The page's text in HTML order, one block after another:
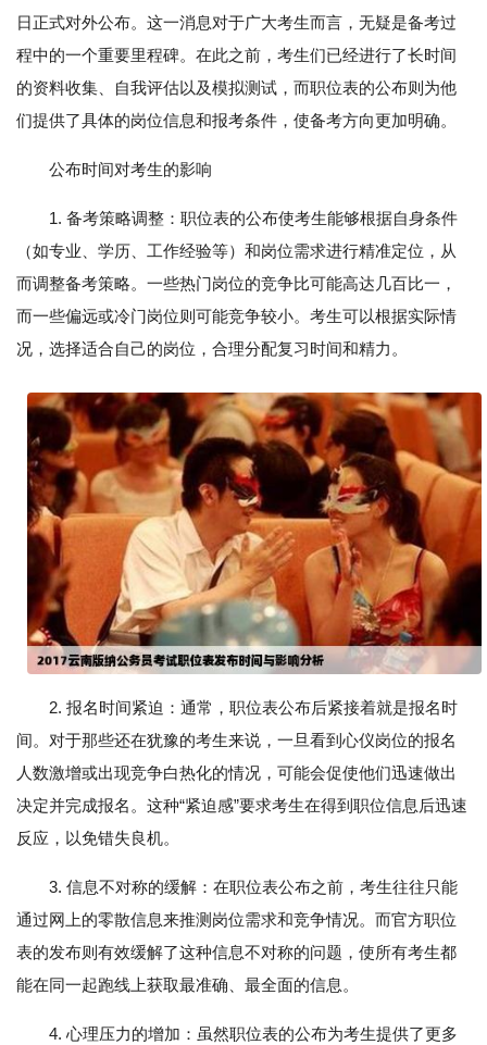
日正式对外公布。这一消息对于广大考生而言，无疑是备考过
程中的一个重要里程碑。在此之前，考生们已经进行了长时间
的资料收集、自我评估以及模拟测试，而职位表的公布则为他
们提供了具体的岗位信息和报考条件，使备考方向更加明确。
公布时间对考生的影响
1. 备考策略调整：职位表的公布使考生能够根据自身条件
（如专业、学历、工作经验等）和岗位需求进行精准定位，从
而调整备考策略。一些热门岗位的竞争比可能高达几百比一，
而一些偏远或冷门岗位则可能竞争较小。考生可以根据实际情
况，选择适合自己的岗位，合理分配复习时间和精力。
2. 报名时间紧迫：通常，职位表公布后紧接着就是报名时
间。对于那些还在犹豫的考生来说，一旦看到心仪岗位的报名
人数激增或出现竞争白热化的情况，可能会促使他们迅速做出
决定并完成报名。这种“紧迫感”要求考生在得到职位信息后迅速
反应，以免错失良机。
3. 信息不对称的缓解：在职位表公布之前，考生往往只能
通过网上的零散信息来推测岗位需求和竞争情况。而官方职位
表的发布则有效缓解了这种信息不对称的问题，使所有考生都
能在同一起跑线上获取最准确、最全面的信息。
4. 心理压力的增加：虽然职位表的公布为考生提供了更多